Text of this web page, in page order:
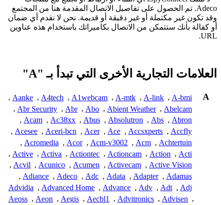
Adeco. تم الحصول على تفاصيل الاتصال المقدمة هنا من المجتمع
وقد تكون غير مكتملة أو غير دقيقة أو قديمة. نحن لا نقدم أي ضمان
أو كفالة بأنك ستتمكن من الاتصال بكاميراتك باستخدام هذه عناوين
URL.
العلامات التجارية الأخرى التي تبدأ بـ "A"
A
A-bmi
,
A-link
,
A-mtk
,
A1webcam
,
A4tech
,
Aanke
,
Abelcam
,
Abient Weather
,
Abo
,
Abr
,
Abr Security
,
Abron
,
Abs
,
Absolutron
,
Abus
,
Ac38xx
,
Acam
,
Accfly
,
Accsxperts
,
Ace
,
Acer
,
Aceri-bcn
,
Acesee
,
Achtertuin
,
Acm
,
Acm-v3002
,
Acor
,
Acromedia
,
Acti
,
Action
,
Actioncam
,
Actiontec
,
Activa
,
Active
,
Active Vision
,
Activecam
,
Acumen
,
Acunico
,
Acvil
,
Adamas
,
Adapter
,
Adata
,
Adc
,
Adeco
,
Adiance
,
Adj
,
Adt
,
Adv
,
Advance
,
Advanced Home
,
Advidia
,
Advisen
,
Advitronics
,
Aecbl1
,
Aegis
,
Aeon
,
Aeoss